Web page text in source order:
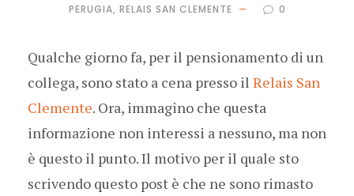
PERUGIA, RELAIS SAN CLEMENTE 0
Qualche giorno fa, per il pensionamento di un
collega, sono stato a cena presso il Relais San
Clemente. Ora, immagino che questa
informazione non interessi a nessuno, ma non
è questo il punto. Il motivo per il quale sto
scrivendo questo post è che ne sono rimasto